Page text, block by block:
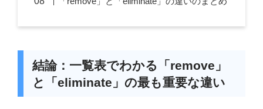
結論：一覧表でわかる「remove」
と「eliminate」の最も重要な違い